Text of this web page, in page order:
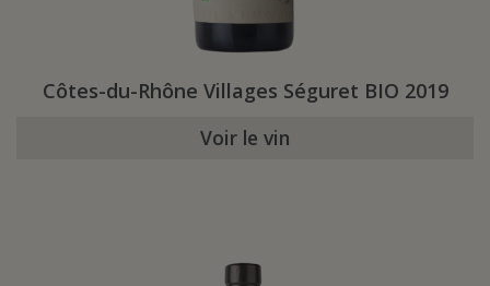
Côtes-du-Rhône Villages Séguret BIO 2019
Voir le vin